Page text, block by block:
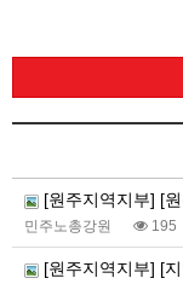
[원주지역지부] [
민주노총강원 195
[원주지역지부] [